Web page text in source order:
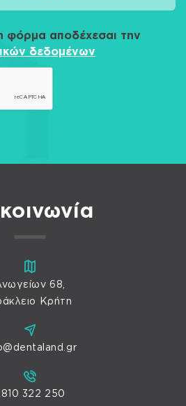
φόρμα αποδέχεσαι την
δεδομένων
68,
Κρήτη
322 250